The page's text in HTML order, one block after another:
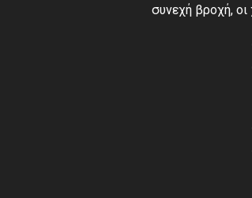
συνεχή βροχή,